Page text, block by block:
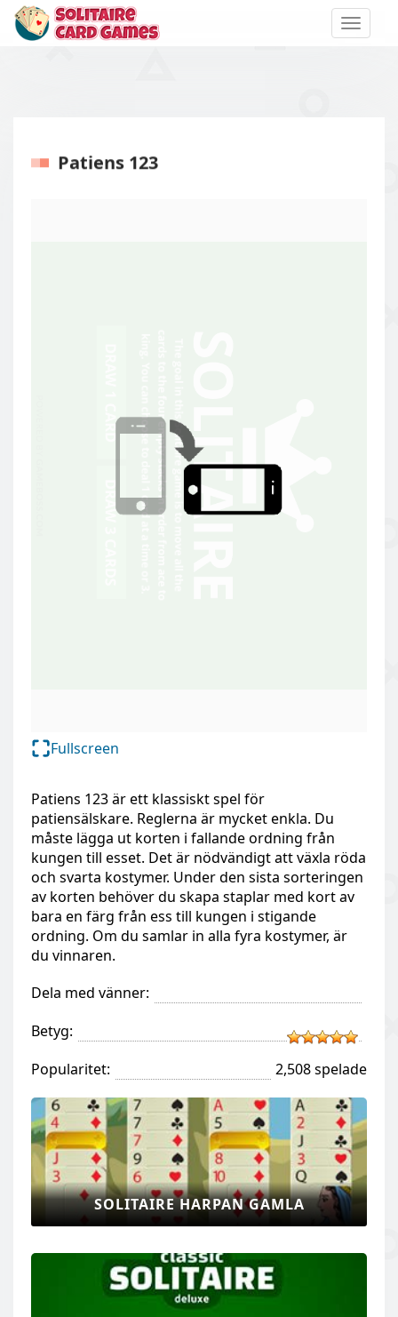
Toggle
Patiens 123
Fullscreen
Patiens 123 är ett klassiskt spel för
patiensälskare. Reglerna är mycket enkla. Du
måste lägga ut korten i fallande ordning från
kungen till esset. Det är nödvändigt att växla röda
och svarta kostymer. Under den sista sorteringen
av korten behöver du skapa staplar med kort av
bara en färg från ess till kungen i stigande
ordning. Om du samlar in alla fyra kostymer, är
du vinnaren.
Dela med vänner:
Betyg:
Popularitet:
2,508 spelade
SOLITAIRE HARPAN GAMLA